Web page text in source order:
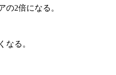
の2倍になる。
なる。